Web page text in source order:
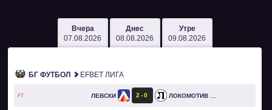
Вчера
07.08.2026
Днес
08.08.2026
Утре
09.08.2026
БГ ФУТБОЛ EFBET ЛИГА
FT ЛЕВСКИ 2 0